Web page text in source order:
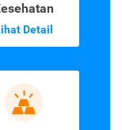
Detail